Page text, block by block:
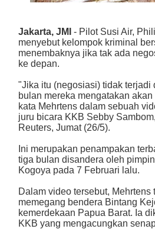
Jakarta, JMI - Pilot Susi Air,
menyebut kelompok kriminal
menembaknya jika tak ada
ke depan.
"Jika itu (negosiasi) tidak terjadi
bulan mereka mengatakan
kata Mehrtens dalam sebuah
juru bicara KKB Sebby
Reuters, Jumat (26/5).
Ini merupakan penampakan
tiga bulan disandera oleh
Kogoya pada 7 Februari lalu.
Dalam video tersebut, Mehrtens
memegang bendera Bintang
kemerdekaan Papua Barat. Ia
KKB yang mengacungkan